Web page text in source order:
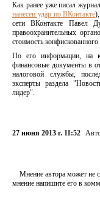
Как ранее уже писал
нанесен удар по ВКонтакте
сети ВКонтакте Павел
правоохранительных
стоимость
По его информации, на
финансовые документы в
налоговой службы,
эксперты раздела
лидер".
27 июня 2013 г. 11:52
Мнение автора может не
мнение напишите его в